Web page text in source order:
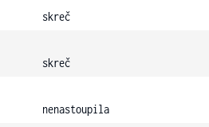
skreč
skreč
nenastoupila